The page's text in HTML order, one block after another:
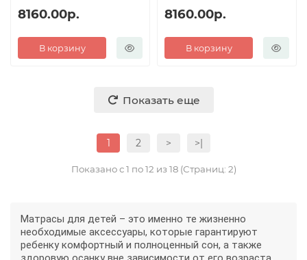
8160.00р.
В корзину
8160.00р.
В корзину
Показать еще
1 2 > >|
Показано с 1 по 12 из 18 (Страниц: 2)
Матрасы для детей – это именно те жизненно
необходимые аксессуары, которые гарантируют
ребенку комфортный и полноценный сон, а также